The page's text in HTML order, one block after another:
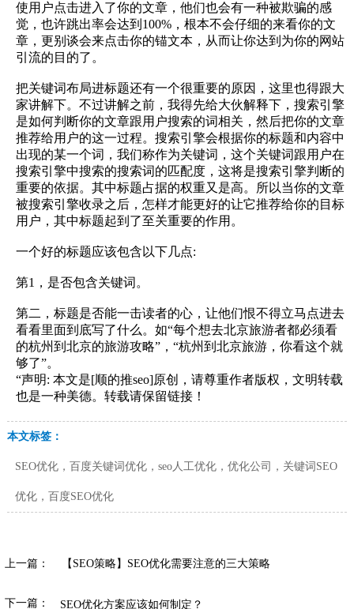
使用户点击进入了你的文章，他们也会有一种被欺骗的感
觉，也许跳出率会达到100%，根本不会仔细的来看你的文
章，更别谈会来点击你的锚文本，从而让你达到为你的网站
引流的目的了。
把关键词布局进标题还有一个很重要的原因，这里也得跟大
家讲解下。不过讲解之前，我得先给大伙解释下，搜索引擎
是如何判断你的文章跟用户搜索的词相关，然后把你的文章
推荐给用户的这一过程。搜索引擎会根据你的标题和内容中
出现的某一个词，我们称作为关键词，这个关键词跟用户在
搜索引擎中搜索的搜索词的匹配度，这将是搜索引擎判断的
重要的依据。其中标题占据的权重又是高。所以当你的文章
被搜索引擎收录之后，怎样才能更好的让它推荐给你的目标
用户，其中标题起到了至关重要的作用。
一个好的标题应该包含以下几点:
第1，是否包含关键词。
第二，标题是否能一击读者的心，让他们恨不得立马点进去
看看里面到底写了什么。如“每个想去北京旅游者都必须看
的杭州到北京的旅游攻略”，“杭州到北京旅游，你看这个就
够了”。
“声明: 本文是[顺的推seo]原创，请尊重作者版权，文明转载
也是一种美德。转载请保留链接！
本文标签：
SEO优化，百度关键词优化，seo人工优化，优化公司，关键词SEO
优化，百度SEO优化
上一篇： 【SEO策略】SEO优化需要注意的三大策略
下一篇： SEO优化方案应该如何制定？